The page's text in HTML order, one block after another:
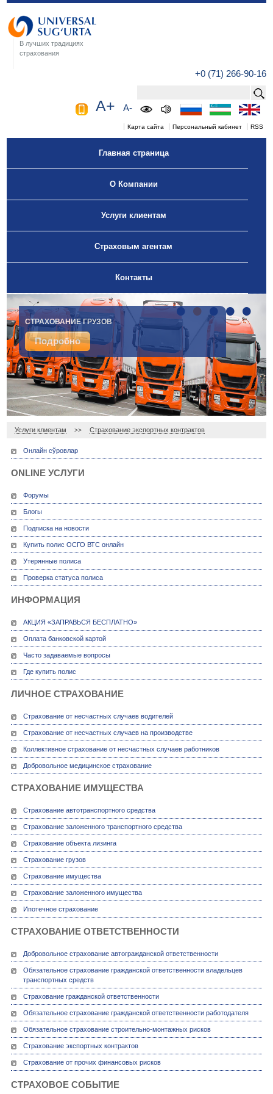
В лучших традициях
страхования
+0 (71) 266-90-16
A+ A-
Карта сайта Персональный кабинет RSS
Главная страница
О Компании
Услуги клиентам
Страховым агентам
Контакты
СТРАХОВАНИЕ ГРУЗОВ
Подробно
•••••
Услуги клиентам >> Страхование экспортных контрактов
Онлайн сўровлар
ONLINE УСЛУГИ
Форумы
Блогы
Подписка на новости
Купить полис ОСГО ВТС онлайн
Утерянные полиса
Проверка статуса полиса
ИНФОРМАЦИЯ
АКЦИЯ «ЗАПРАВЬСЯ БЕСПЛАТНО»
Оплата банковской картой
Часто задаваемые вопросы
Где купить полис
ЛИЧНОЕ СТРАХОВАНИЕ
Страхование от несчастных случаев водителей
Страхование от несчастных случаев на производстве
Коллективное страхование от несчастных случаев работников
Добровольное медицинское страхование
СТРАХОВАНИЕ ИМУЩЕСТВА
Страхование автотранспортного средства
Страхование заложенного транспортного средства
Страхование объекта лизинга
Страхование грузов
Страхование имущества
Страхование заложенного имущества
Ипотечное страхование
СТРАХОВАНИЕ ОТВЕТСТВЕННОСТИ
Добровольное страхование автогражданской ответственности
Обязательное страхование гражданской ответственности владельцев
транспортных средств
Страхование гражданской ответственности
Обязательное страхование гражданской ответственности работодателя
Обязательное страхование строительно-монтажных рисков
Страхование экспортных контрактов
Страхование от прочих финансовых рисков
СТРАХОВОЕ СОБЫТИЕ